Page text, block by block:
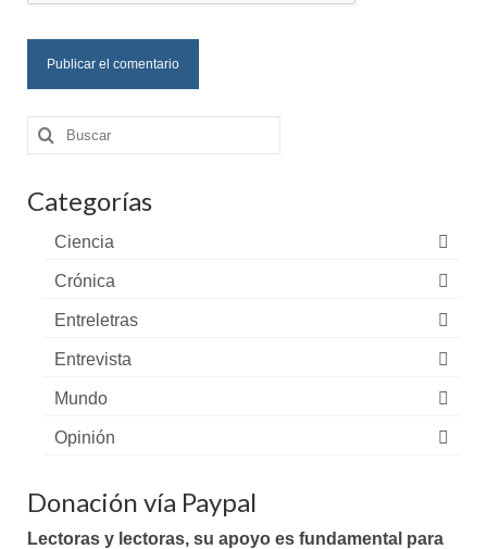
Buscar
por:
Categorías
Ciencia
Crónica
Entreletras
Entrevista
Mundo
Opinión
Donación vía Paypal
Lectoras y lectoras, su apoyo es fundamental para